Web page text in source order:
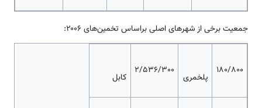
جمعیت برخی از شهرهای اصلی براساس تخمین‌های ۲۰۰۶:
180/800
پلخمری
2/536/300
کابل